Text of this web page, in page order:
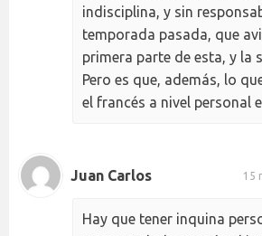
indisciplina, y sin
temporada pasada, que
primera parte de esta, y la
Pero es que, además, lo
el francés a nivel personal
Juan Carlos 15
Hay que tener inquina